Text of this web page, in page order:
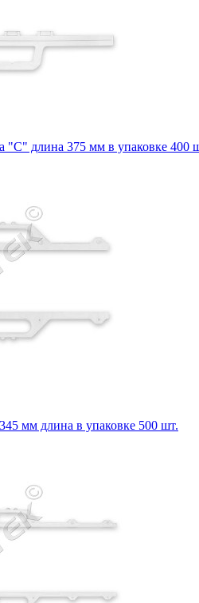
"С" длина 375 мм в упаковке 400
мм длина в упаковке 500 шт.